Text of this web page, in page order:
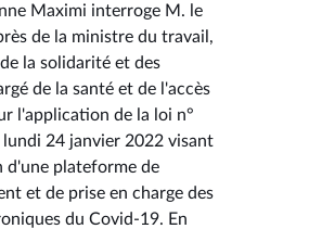
Maximi interroge M. le
de la ministre du travail,
la solidarité et des
de la santé et de l'accès
l'application de la loi n°
24 janvier 2022 visant
d'une plateforme de
et de prise en charge des
du Covid-19. En